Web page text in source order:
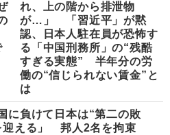
れ、上の階から排泄物
が…」 「習近平」が黙
認、日本人駐在員が恐怖す
る「中国刑務所」の“残酷
すぎる実態” 半年分の労
働の“信じられない賃金”と
は
に負けて日本は“第二の敗
迎える」 邦人2名を拘束